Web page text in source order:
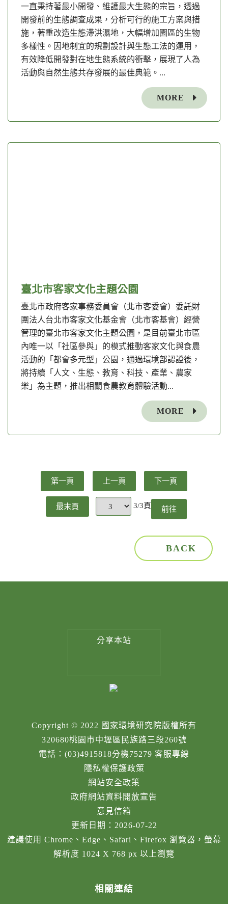
一直秉持著最小開發、維護最大生態的宗旨，透過
開發前的生態調查成果，分析可行的施工方案與措
施，著重改造生態滯洪濕地，大幅增加園區的生物
多樣性。因地制宜的規劃設計與生態工法的運用，
有效降低開發對在地生態系統的衝擊，展現了人為
活動與自然生態共存發展的最佳典範。...
MORE
臺北市客家文化主題公園
臺北市政府客家事務委員會（北市客委會）委託財
團法人台北市客家文化基金會（北市客基會）經營
管理的臺北市客家文化主題公園，是目前臺北市區
內唯一以「社區參與」的模式推動客家文化與食農
活動的「都會多元型」公園，通過環境部認證後，
將持續「人文、生態、教育、科技、產業、農家
樂」為主題，推出相關食農教育體驗活動...
MORE
第一頁 上一頁 下一頁
最末頁 3/3頁 前往
BACK
分享本站
Copyright © 2022 國家環境研究院版權所有
320680桃園市中壢區民族路三段260號
電話：(03)4915818分機75279 客服專線
隱私權保護政策
網站安全政策
政府網站資料開放宣告
意見信箱
更新日期：2026-07-22
建議使用 Chrome、Edge、Safari、Firefox 瀏覽器，螢幕
解析度 1024 X 768 px 以上瀏覽
相關連結